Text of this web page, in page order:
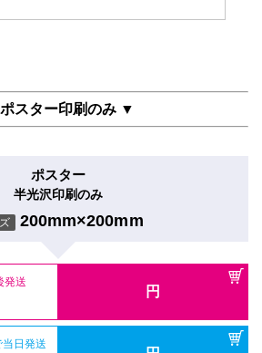
スター印刷のみ ▼
ポスター
半光沢印刷のみ
200mm×200mm
発送
円
日発送